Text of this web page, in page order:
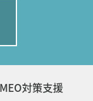
対策支援